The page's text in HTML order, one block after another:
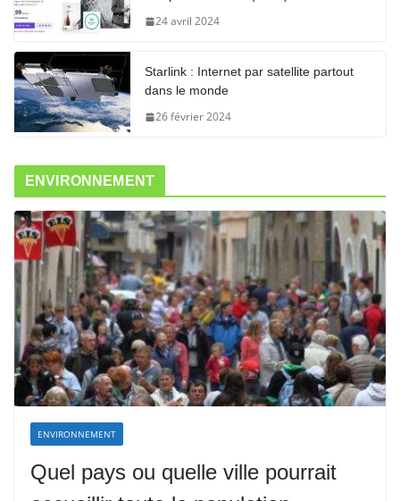
24 avril 2024
Starlink : Internet par satellite partout
dans le monde
26 février 2024
ENVIRONNEMENT
ENVIRONNEMENT
Quel pays ou quelle ville pourrait